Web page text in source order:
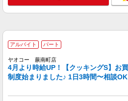
時給1,150円以上
キープ
派遣社員
株式会社ジョブリンクシステムズ
アルバイト パート
ヤオコー 蕨南町店
4月より時給UP！【クッキングS】お
制度始まりました♪ 1日3時間〜相談OK